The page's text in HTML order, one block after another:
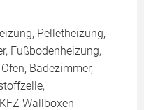
Pelletheizung,
Fußbodenheizung,
Badezimmer,
Wallboxen